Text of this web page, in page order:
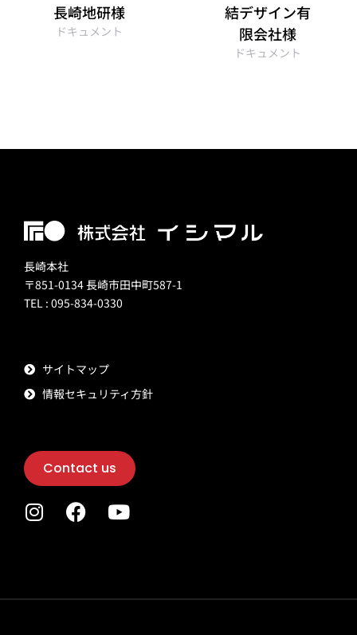
長崎地研様
ドキュメント
結デザイン有
限会社様
ドキュメント
長崎本社
〒851-0134 長崎市田中町587-1
TEL : 095-834-0330
サイトマップ
情報セキュリティ方針
Contact us